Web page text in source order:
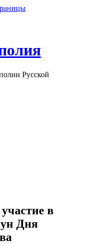
Русской
в
Дня